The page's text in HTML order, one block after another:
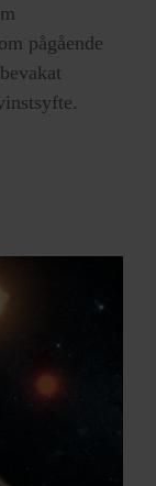
pågående